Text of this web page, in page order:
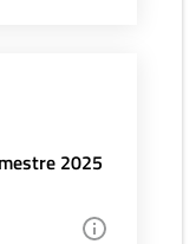
2025